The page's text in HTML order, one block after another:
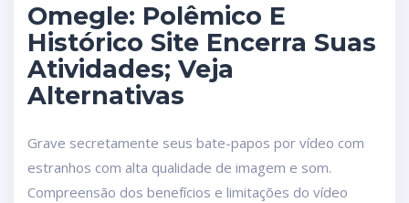
Omegle: Polêmico E
Histórico Site Encerra Suas
Atividades; Veja
Alternativas
Grave secretamente seus bate-papos por vídeo com
estranhos com alta qualidade de imagem e som.
Compreensão dos benefícios e limitações do vídeo